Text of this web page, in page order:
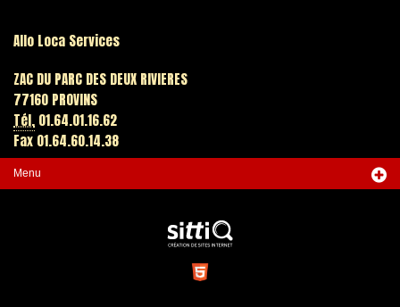
Allo Loca Services
ZAC DU PARC DES DEUX RIVIERES
77160 PROVINS
Tél. 01.64.01.16.62
Fax 01.64.60.14.38
Menu